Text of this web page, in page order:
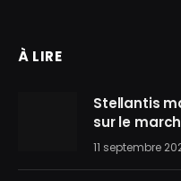
À LIRE
Stellantis
sur le
11 septembre